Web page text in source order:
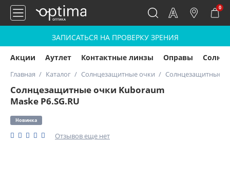
0
ЗАПИСАТЬСЯ НА ПРОВЕРКУ ЗРЕНИЯ
Акции Аутлет Контактные линзы Оправы
Главная Каталог Солнцезащитные очки Солнцезащитные
Солнцезащитные очки Kuboraum
Maske P6.SG.RU
Новинка
Отзывов еще нет